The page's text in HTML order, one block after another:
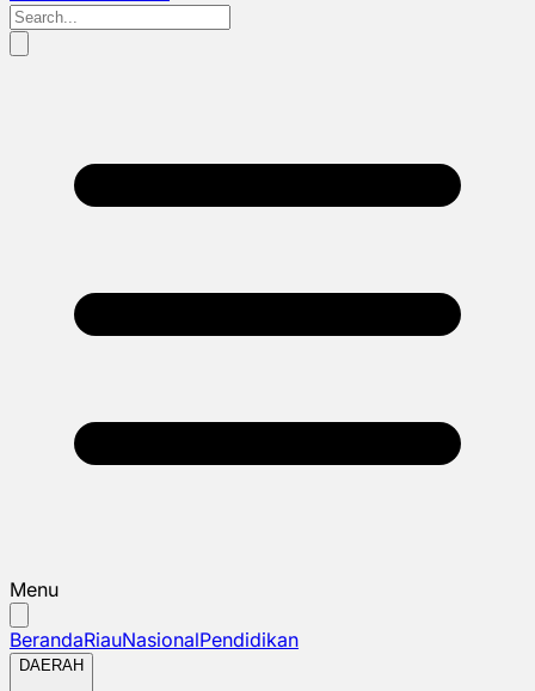
Menu
BerandaRiauNasionalPendidikan
DAERAH